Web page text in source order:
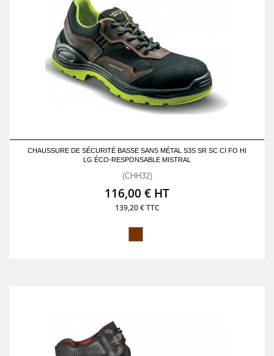
CHAUSSURE DE SÉCURITÉ BASSE SANS MÉTAL S3S SR SC CI FO HI
LG ÉCO-RESPONSABLE MISTRAL
(CHH32)
116,00 € HT
139,20 € TTC